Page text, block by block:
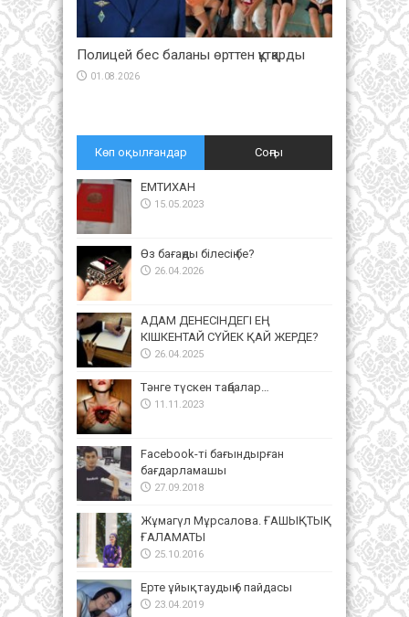
Полицей бес баланы өрттен құтқарды
01.08.2026
Көп оқылғандар Соңғы
ЕМТИХАН
15.05.2023
Өз бағаңды білесің бе?
26.04.2026
АДАМ ДЕНЕСІНДЕГІ ЕҢ
КІШКЕНТАЙ СҮЙЕК ҚАЙ ЖЕРДЕ?
26.04.2025
Тәнге түскен таңбалар…
11.11.2023
Facebook-ті бағындырған
бағдарламашы
27.09.2018
Жұмагүл Мұрсалова. ҒАШЫҚТЫҚ
ҒАЛАМАТЫ
25.10.2016
Ерте ұйықтаудың 6 пайдасы
23.04.2019